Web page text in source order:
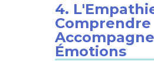
4.
Émotions